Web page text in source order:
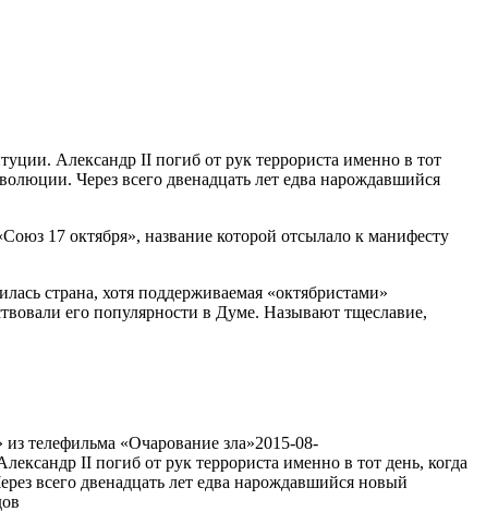
Александр II погиб от рук террориста именно в тот
Через всего двенадцать лет едва нарождавшийся
17 октября», название которой отсылало к манифесту
страна, хотя поддерживаемая «октябристами»
его популярности в Думе. Называют тщеславие,
телефильма «Очарование зла»2015-08-
II погиб от рук террориста именно в тот день, когда
всего двенадцать лет едва нарождавшийся новый